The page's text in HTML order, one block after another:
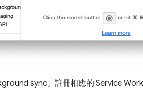
sync」 註冊相應的 Service